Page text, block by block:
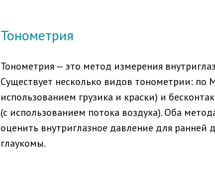
Тонометрия — это метод измерения
Существует несколько видов тонометрии: по
использованием грузика и краски) и
(с использованием потока воздуха). Оба
оценить внутриглазное давление для ранней
глаукомы.
Тонометрия